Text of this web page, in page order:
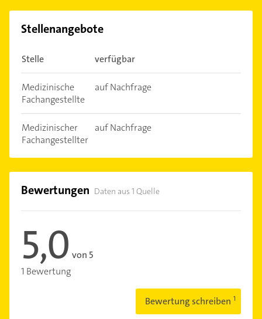
Stellenangebote
Stelle verfügbar
Medizinische
Fachangestellte
auf Nachfrage
Medizinischer
Fachangestellter
auf Nachfrage
Bewertungen Daten aus 1 Quelle
5,0 von 5
1 Bewertung
Bewertung schreiben